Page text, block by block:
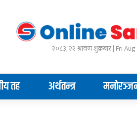
२०८३, २२ श्रावण शुक्रबार | Fri
तह अर्थतन्त्र